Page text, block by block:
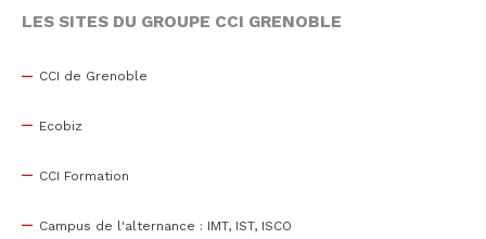
LES SITES DU GROUPE CCI GRENOBLE
CCI de Grenoble
Ecobiz
CCI Formation
Campus de l'alternance : IMT, IST, ISCO